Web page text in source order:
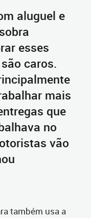
aluguel e
esses
caros.
mais
que
no
vão
também usa a